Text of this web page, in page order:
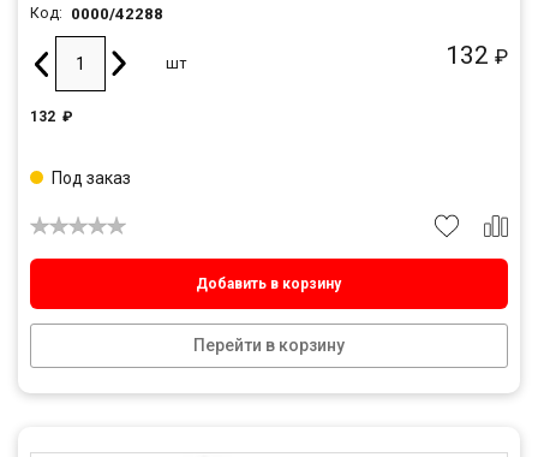
Код: 0000/42288
132 ₽
шт
132 ₽
Добавить в корзину
Перейти в корзину
Под заказ